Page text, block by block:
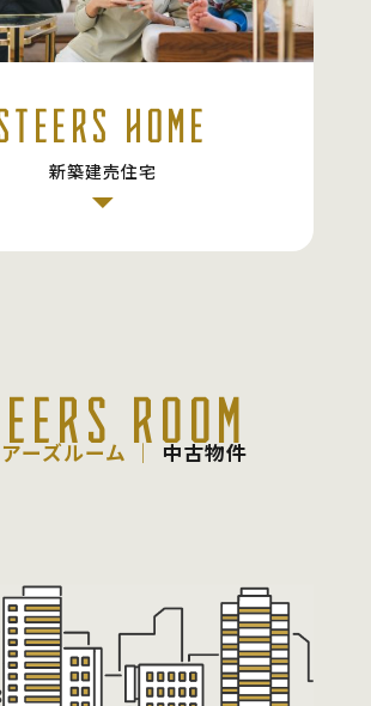
HOME
新築建売住宅
ROOM
ーズルーム │ 中古物件